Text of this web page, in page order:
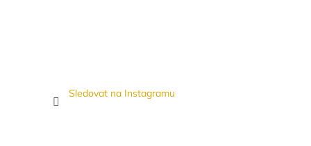
Sledovat na Instagramu